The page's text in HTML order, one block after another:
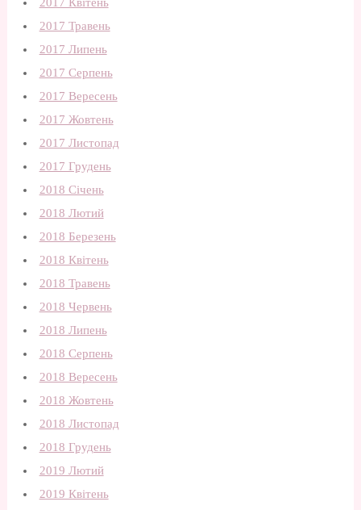
2017 Травень
2017 Липень
2017 Серпень
2017 Вересень
2017 Жовтень
2017 Листопад
2017 Грудень
2018 Січень
2018 Лютий
2018 Березень
2018 Квітень
2018 Травень
2018 Червень
2018 Липень
2018 Серпень
2018 Вересень
2018 Жовтень
2018 Листопад
2018 Грудень
2019 Лютий
2019 Квітень